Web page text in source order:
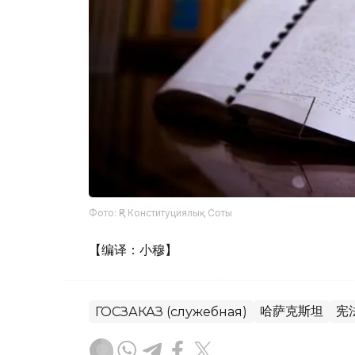
Фото: ҚР Конституциялық Соты
【编译：小穆】
ГОСЗАКАЗ (служебная) 哈萨克斯坦 宪